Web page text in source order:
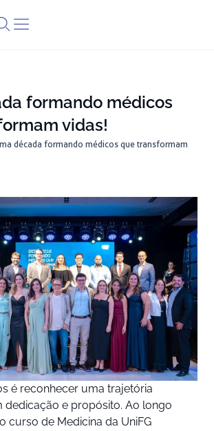
formando médicos
vidas!
década formando médicos que transformam
é reconhecer uma trajetória
dedicação e propósito. Ao longo
curso de Medicina da UniFG